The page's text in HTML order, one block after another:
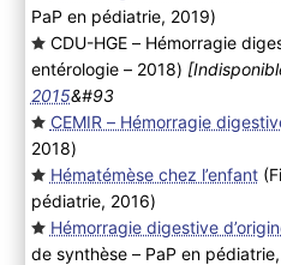
PaP en pédiatrie, 2019)
CDU-HGE – Hémorragie
entérologie – 2018)
2015&#93
CEMIR – Hémorragie
2018)
Hématémèse chez l’enfant
pédiatrie, 2016)
Hémorragie digestive
de synthèse – PaP en